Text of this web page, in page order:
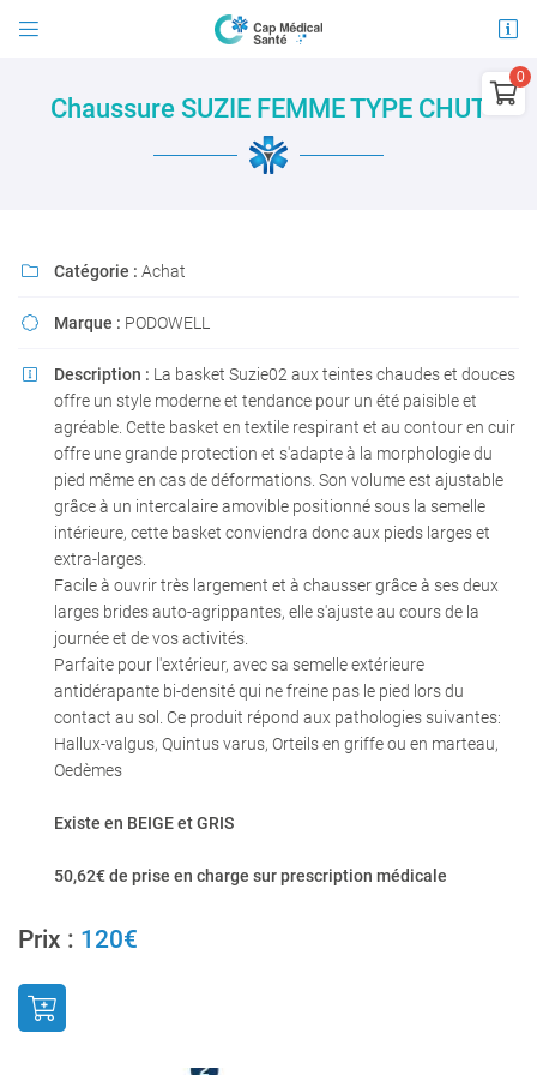
 
04 15 45 96 30

Il n'y a aucun produit dans votre panier
Voir notre sélection
VALIDER VOTRE PANIER
 Adresse email de réception
En cochant cette case, vous consentez à recevoir nos propositions commerciales à
l'adresse email indiqué ci-dessus. Vous pouvez vous désinscrire à tout moment en
utilisantle formulaire de désinscription.
INSCRIPTION
Chaussure SUZIE FEMME TYPE CHUT
 Catégorie : Achat
 Marque : PODOWELL
 Description : La basket Suzie02 aux teintes chaudes et douces
offre un style moderne et tendance pour un été paisible et
agréable. Cette basket en textile respirant et au contour en cuir
offre une grande protection et s'adapte à la morphologie du
pied même en cas de déformations. Son volume est ajustable
grâce à un intercalaire amovible positionné sous la semelle
intérieure, cette basket conviendra donc aux pieds larges et
extra-larges.
Facile à ouvrir très largement et à chausser grâce à ses deux
larges brides auto-agrippantes, elle s'ajuste au cours de la
journée et de vos activités.
Parfaite pour l'extérieur, avec sa semelle extérieure
antidérapante bi-densité qui ne freine pas le pied lors du
contact au sol. Ce produit répond aux pathologies suivantes:
Hallux-valgus, Quintus varus, Orteils en griffe ou en marteau,
Oedèmes
Existe en BEIGE et GRIS
50,62€ de prise en charge sur prescription médicale
Prix : 120€